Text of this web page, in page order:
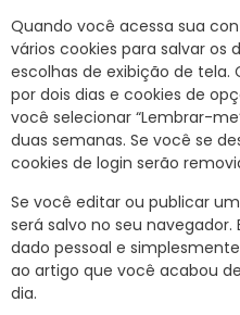
Quando você acessa sua
vários cookies para salvar os
escolhas de exibição de tela.
por dois dias e cookies de
você selecionar “Lembrar-
duas semanas. Se você se
cookies de login serão
Se você editar ou publicar
será salvo no seu
dado pessoal e
ao artigo que você acabou
dia.